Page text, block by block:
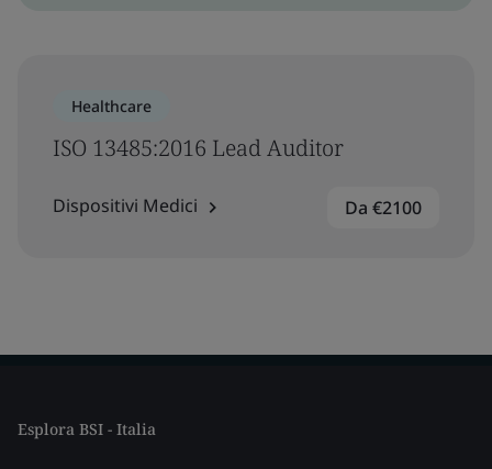
Healthcare
ISO 13485:2016 Lead Auditor
Dispositivi Medici Da €2100
Esplora BSI - Italia